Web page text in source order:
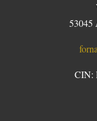
53045
CIN: